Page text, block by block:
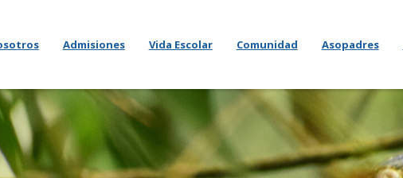
Admisiones Vida Escolar Comunidad Asopadres